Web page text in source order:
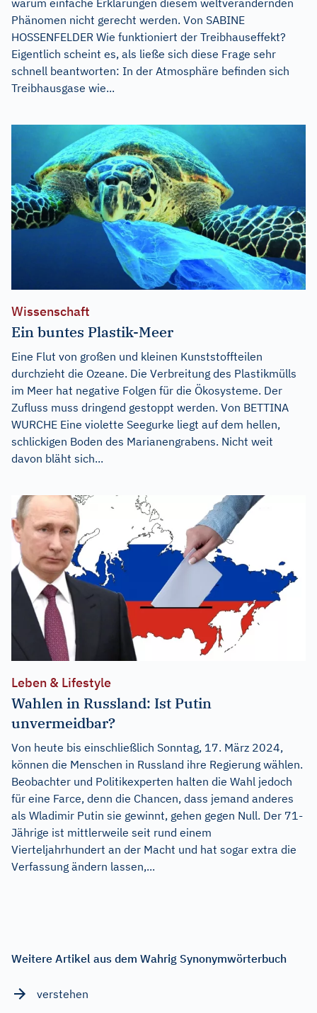
Phänomen nicht gerecht werden. Von SABINE
HOSSENFELDER Wie funktioniert der Treibhauseffekt?
Eigentlich scheint es, als ließe sich diese Frage sehr
schnell beantworten: In der Atmosphäre befinden sich
Treibhausgase wie...
Wissenschaft
Ein buntes Plastik-Meer
Eine Flut von großen und kleinen Kunststoffteilen
durchzieht die Ozeane. Die Verbreitung des Plastikmülls
im Meer hat negative Folgen für die Ökosysteme. Der
Zufluss muss dringend gestoppt werden. Von BETTINA
WURCHE Eine violette Seegurke liegt auf dem hellen,
schlickigen Boden des Marianengrabens. Nicht weit
davon bläht sich...
Leben & Lifestyle
Wahlen in Russland: Ist Putin
unvermeidbar?
Von heute bis einschließlich Sonntag, 17. März 2024,
können die Menschen in Russland ihre Regierung wählen.
Beobachter und Politikexperten halten die Wahl jedoch
für eine Farce, denn die Chancen, dass jemand anderes
als Wladimir Putin sie gewinnt, gehen gegen Null. Der 71-
Jährige ist mittlerweile seit rund einem
Vierteljahrhundert an der Macht und hat sogar extra die
Verfassung ändern lassen,...
Weitere Artikel aus dem Wahrig Synonymwörterbuch
verstehen